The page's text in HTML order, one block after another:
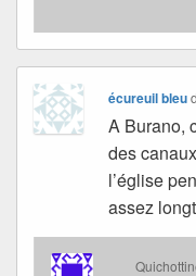
écureuil bleu
A Burano,
des
l’église
assez